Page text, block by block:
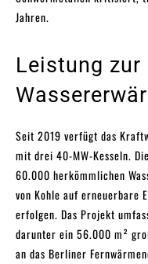
Jahren.
Leistung zur
Seit 2019 verfügt das
mit drei 40-MW-Kesseln.
60.000 herkömmlichen
von Kohle auf erneuerbare
erfolgen. Das Projekt
darunter ein 56.000 m²
an das Berliner